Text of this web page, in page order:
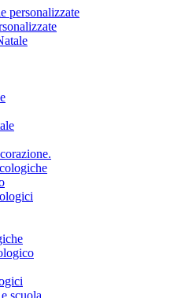
personalizzate
scuola